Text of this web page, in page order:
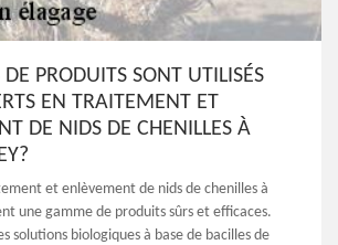
DE PRODUITS SONT UTILISÉS
EN TRAITEMENT ET
DE NIDS DE CHENILLES À
et enlèvement de nids de chenilles à
une gamme de produits sûrs et efficaces.
solutions biologiques à base de bacilles de